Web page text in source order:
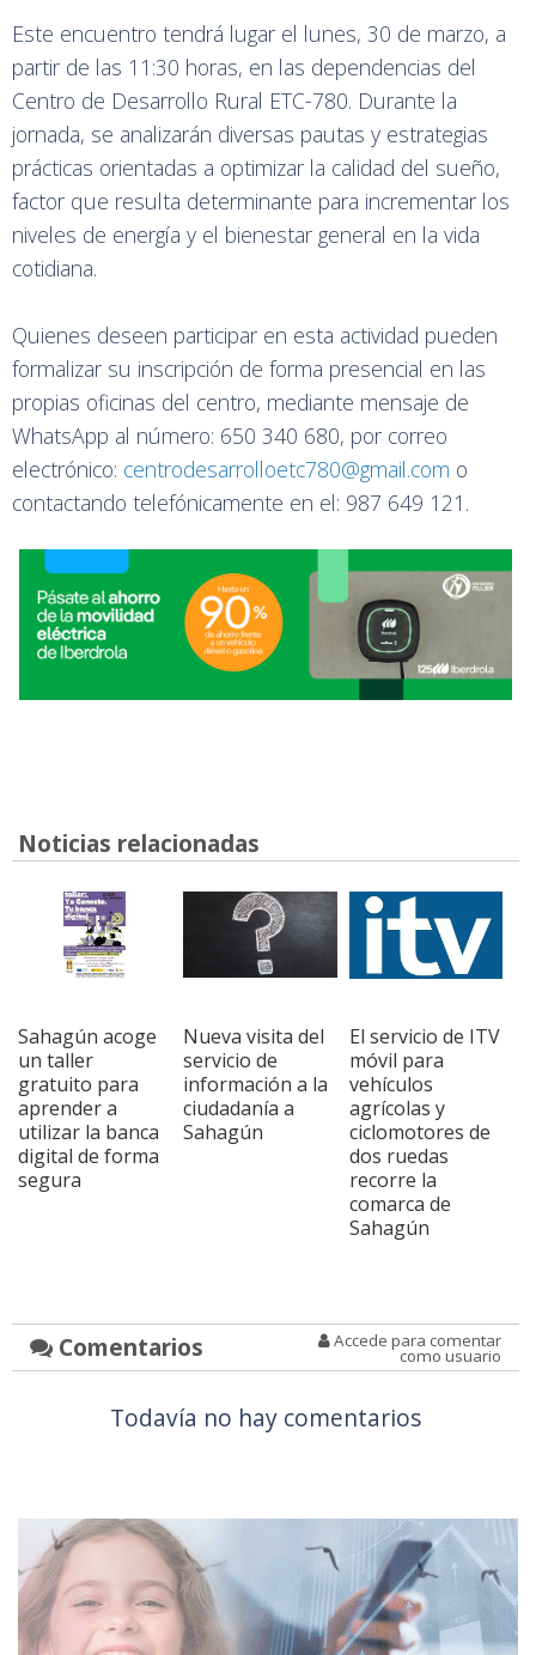
Este encuentro tendrá lugar el lunes, 30 de marzo, a
partir de las 11:30 horas, en las dependencias del
Centro de Desarrollo Rural ETC-780. Durante la
jornada, se analizarán diversas pautas y estrategias
prácticas orientadas a optimizar la calidad del sueño,
factor que resulta determinante para incrementar los
niveles de energía y el bienestar general en la vida
cotidiana.
Quienes deseen participar en esta actividad pueden
formalizar su inscripción de forma presencial en las
propias oficinas del centro, mediante mensaje de
WhatsApp al número: 650 340 680, por correo
electrónico: centrodesarrolloetc780@gmail.com o
contactando telefónicamente en el: 987 649 121.
Noticias relacionadas
Sahagún acoge
un taller
gratuito para
aprender a
utilizar la banca
digital de forma
segura
Nueva visita del
servicio de
información a la
ciudadanía a
Sahagún
El servicio de ITV
móvil para
vehículos
agrícolas y
ciclomotores de
dos ruedas
recorre la
comarca de
Sahagún
Comentarios Accede para comentar
como usuario
Todavía no hay comentarios